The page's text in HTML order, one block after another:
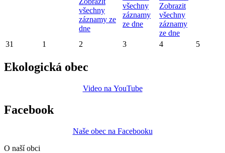
všechny
záznamy ze
dne
všechny
záznamy
ze dne
Zobrazit
všechny
záznamy
ze dne
31 1 2 3 4 5
Ekologická obec
Video na YouTube
Facebook
Naše obec na Facebooku
O naší obci